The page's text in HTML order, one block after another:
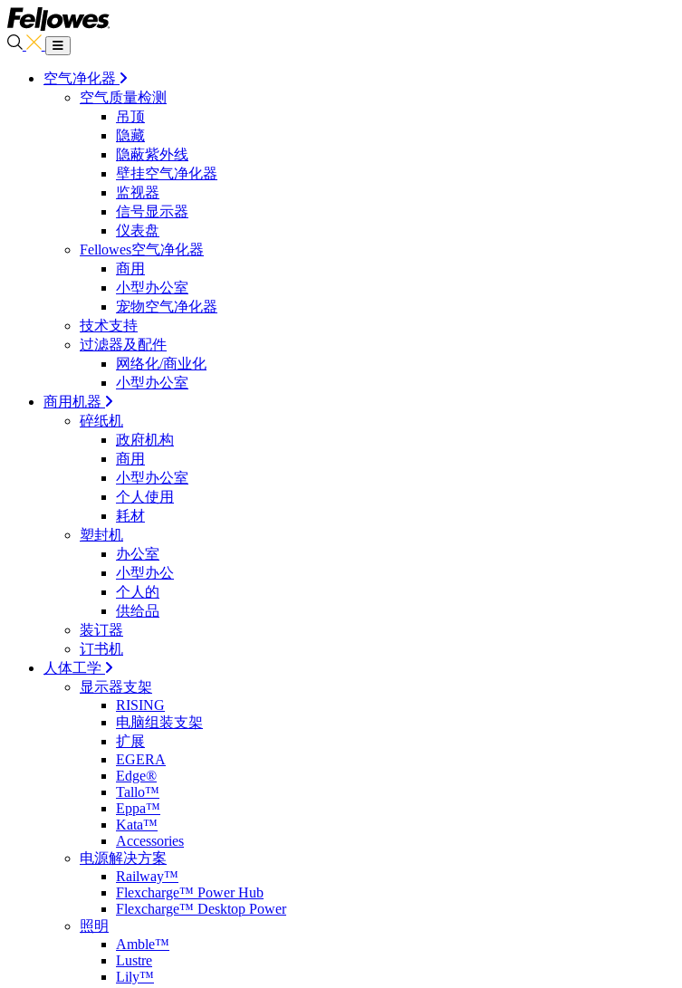
空气净化器
空气质量检测
吊顶
隐藏
隐蔽紫外线
壁挂空气净化器
监视器
信号显示器
仪表盘
Fellowes空气净化器
商用
小型办公室
宠物空气净化器
技术支持
过滤器及配件
网络化/商业化
小型办公室
商用机器
碎纸机
政府机构
商用
小型办公室
个人使用
耗材
塑封机
办公室
小型办公
个人的
供给品
装订器
订书机
人体工学
显示器支架
RISING
电脑组装支架
扩展
EGERA
Edge®
Tallo™
Eppa™
Kata™
Accessories
电源解决方案
Railway™
Flexcharge™ Power Hub
Flexcharge™ Desktop Power
照明
Amble™
Lustre
Lily™